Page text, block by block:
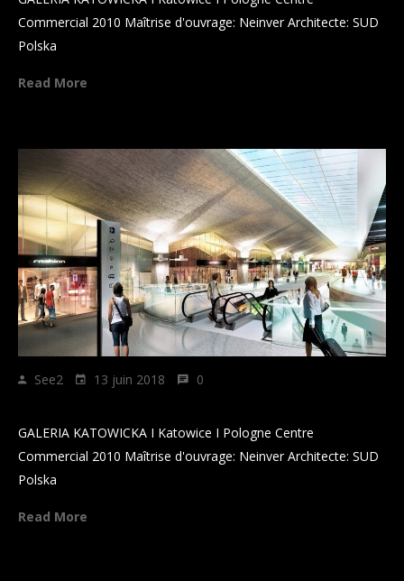
Dolore eu feugiat nulla facilisis
février 2017
janvier 2017
décembre 2016
Minimal
Commercial 2010 Maîtrise d'ouvrage: Neinver Architecte: SUD
Polska
Read More
See2 13 juin 2018 0
GALERIA KATOWICKA I Katowice I Pologne Centre
Commercial 2010 Maîtrise d'ouvrage: Neinver Architecte: SUD
Polska
Read More